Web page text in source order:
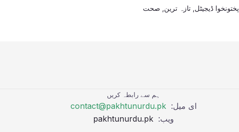
پختونخوا ڈیجیٹل ,تازہ ترین صحت
ہم سے رابطہ کریں
ای میل: contact@pakhtunurdu.pk
ویب: